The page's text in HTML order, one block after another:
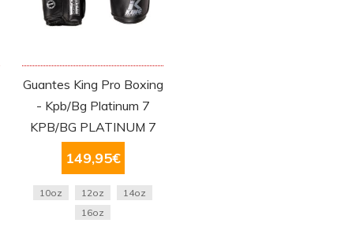
Guantes King Pro Boxing
- Kpb/Bg Platinum 7
KPB/BG PLATINUM 7
149,95€
10oz 12oz
14oz
16oz